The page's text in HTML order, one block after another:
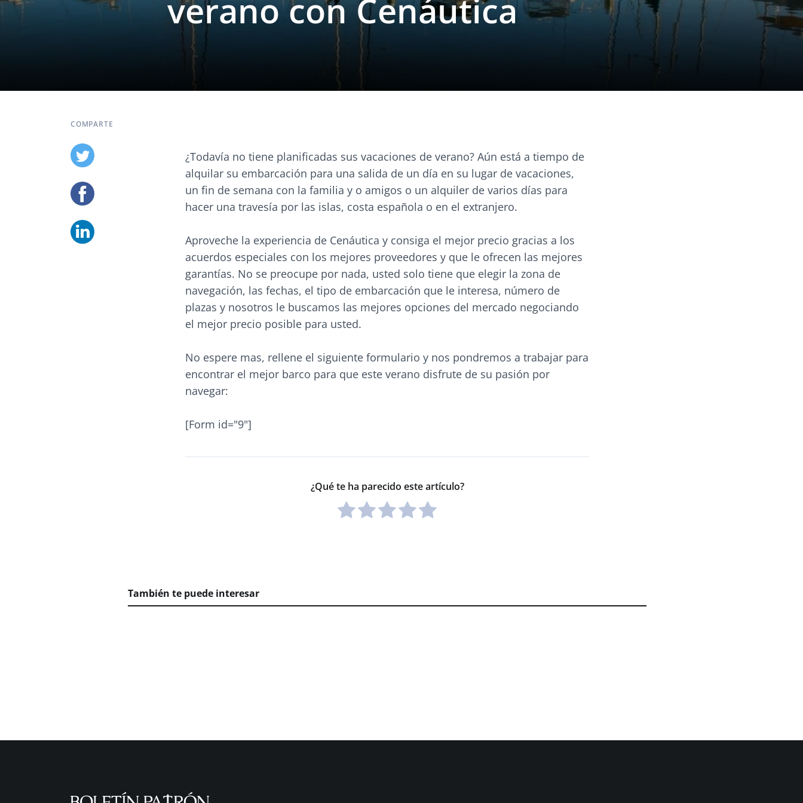
verano con Cenáutica
COMPARTE
¿Todavía no tiene planificadas sus vacaciones de verano? Aún está a tiempo de
alquilar su embarcación para una salida de un día en su lugar de vacaciones,
un fin de semana con la familia y o amigos o un alquiler de varios días para
hacer una travesía por las islas, costa española o en el extranjero.
Aproveche la experiencia de Cenáutica y consiga el mejor precio gracias a los
acuerdos especiales con los mejores proveedores y que le ofrecen las mejores
garantías. No se preocupe por nada, usted solo tiene que elegir la zona de
navegación, las fechas, el tipo de embarcación que le interesa, número de
plazas y nosotros le buscamos las mejores opciones del mercado negociando
el mejor precio posible para usted.
No espere mas, rellene el siguiente formulario y nos pondremos a trabajar para
encontrar el mejor barco para que este verano disfrute de su pasión por
navegar:
[Form id="9"]
¿Qué te ha parecido este artículo?
También te puede interesar